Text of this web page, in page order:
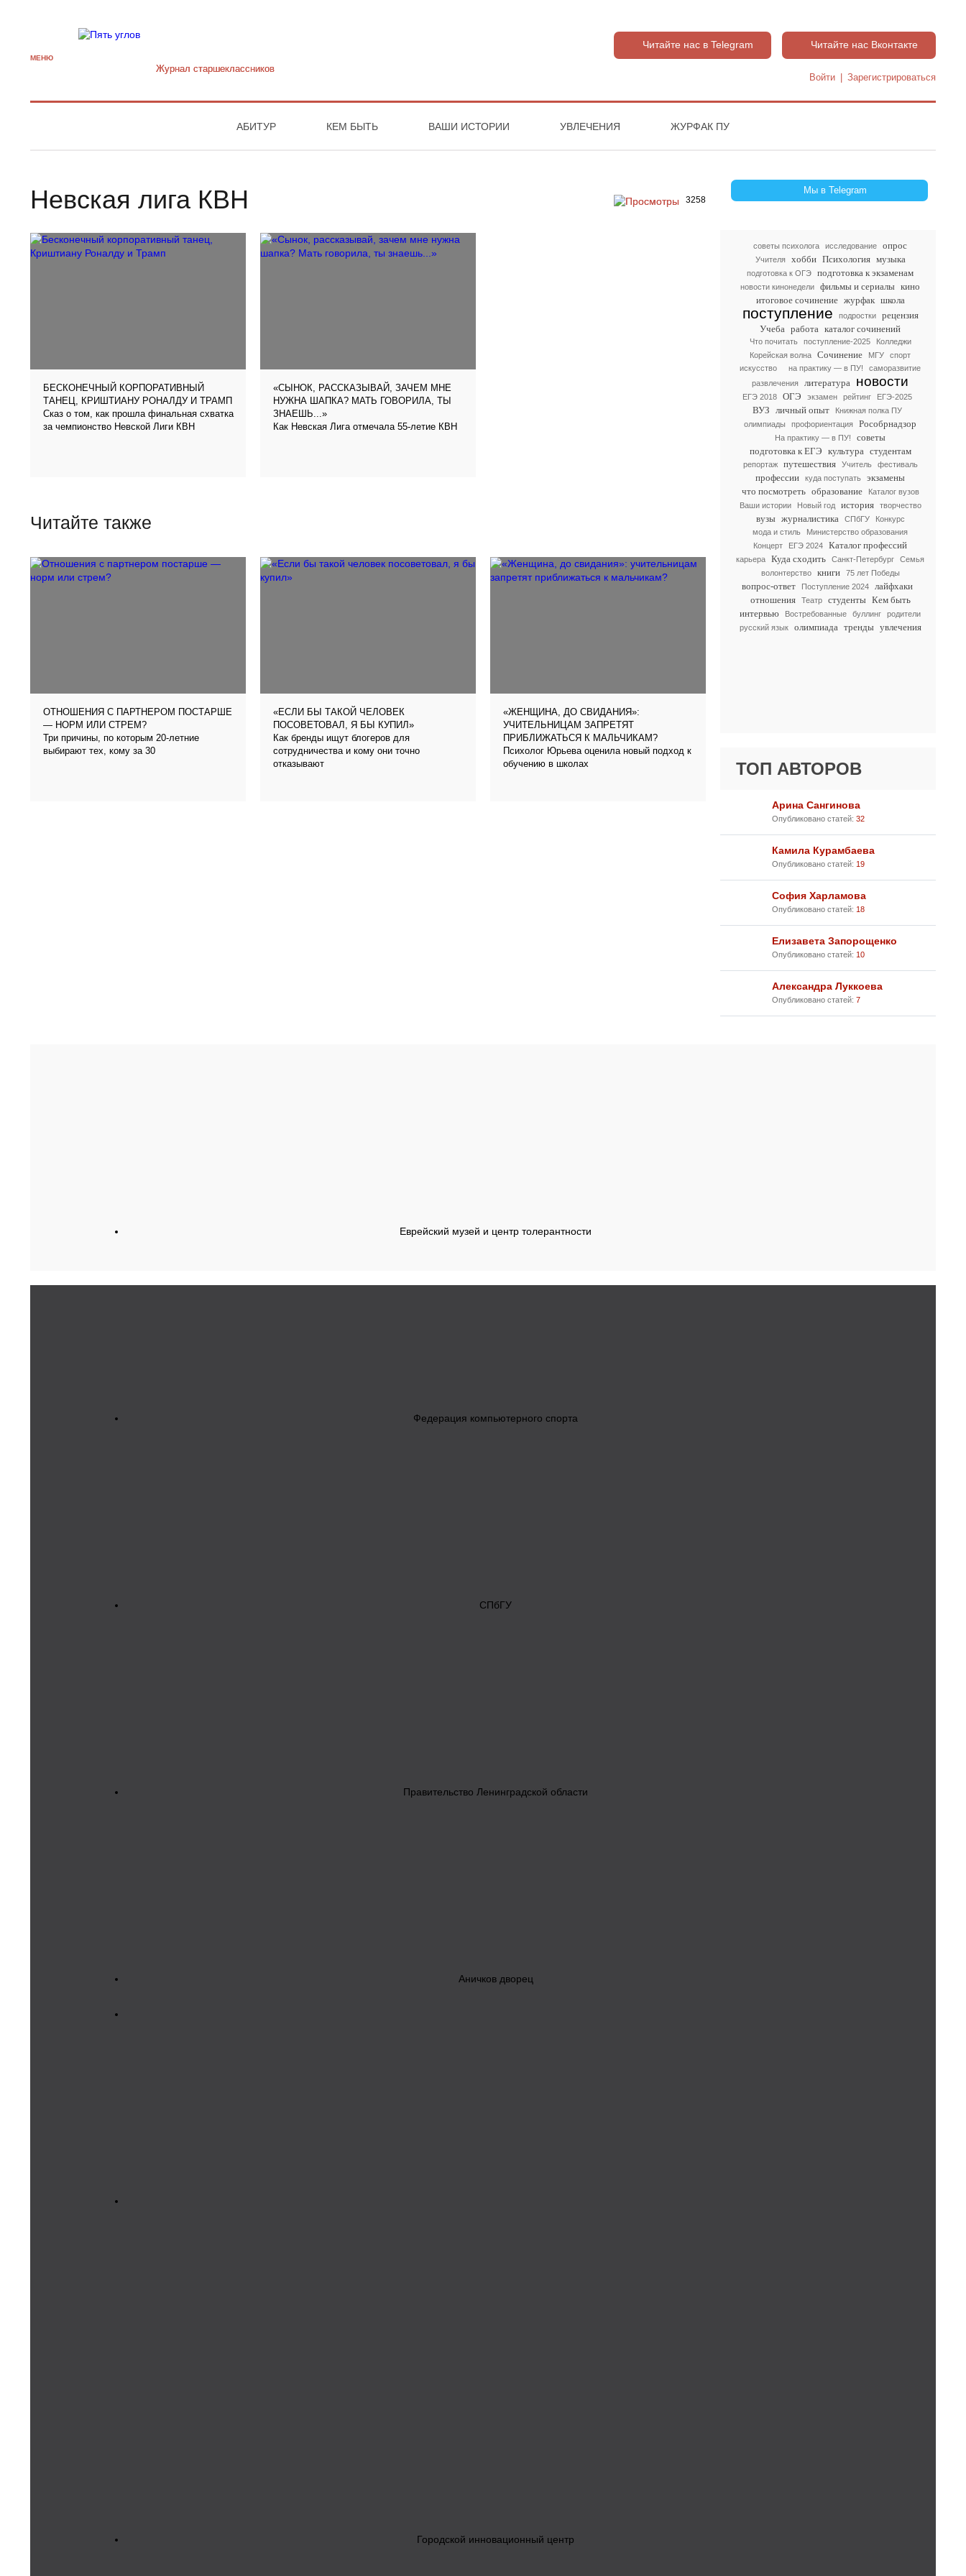
МЕНЮ
Журнал старшекласcников
Читайте нас в Telegram Читайте нас Вконтакте
Войти Зарегистрироваться
АБИТУР КЕМ БЫТЬ ВАШИ ИСТОРИИ УВЛЕЧЕНИЯ ЖУРФАК ПУ
Мы в Telegram
советы психолога исследование опрос
Учителя хобби Психология музыка
подготовка к ОГЭ подготовка к экзаменам
новости кинонедели фильмы и сериалы кино
итоговое сочинение журфак школа
поступление подростки
рецензия
Учеба работа каталог сочинений
Что почитать поступление-2025
Колледжи
Корейская волна
Сочинение МГУ
спорт
искусство
на практику — в ПУ!
саморазвитие
развлечения
литература новости
ЕГЭ 2018 ОГЭ экзамен рейтинг ЕГЭ-2025
ВУЗ личный опыт
Книжная полка ПУ
олимпиады
профориентация Рособрнадзор
На практику — в ПУ!
советы
подготовка к ЕГЭ культура студентам
репортаж путешествия Учитель фестиваль
профессии куда поступать
экзамены
что посмотреть образование
Каталог вузов
Ваши истории
Новый год история творчество
вузы журналистика СПбГУ
Конкурс
мода и стиль
Министерство образования
Концерт
ЕГЭ 2024 Каталог профессий
карьера Куда сходить Санкт-Петербург
Семья
волонтерство
книги 75 лет Победы
вопрос-ответ Поступление 2024
лайфхаки
отношения
Театр студенты Кем быть
интервью
Востребованные буллинг
родители
русский язык
олимпиада тренды увлечения
ТОП АВТОРОВ
Арина Сангинова
Опубликовано статей: 32
Камила Курамбаева
Опубликовано статей: 19
София Харламова
Опубликовано статей: 18
Елизавета Запорощенко
Опубликовано статей: 10
Александра Луккоева
Опубликовано статей: 7
3258
Невская лига КВН
БЕСКОНЕЧНЫЙ КОРПОРАТИВНЫЙ
ТАНЕЦ, КРИШТИАНУ РОНАЛДУ И ТРАМП
Сказ о том, как прошла финальная схватка
за чемпионство Невской Лиги КВН
«СЫНОК, РАССКАЗЫВАЙ, ЗАЧЕМ МНЕ
НУЖНА ШАПКА? МАТЬ ГОВОРИЛА, ТЫ
ЗНАЕШЬ...»
Как Невская Лига отмечала 55-летие КВН
Читайте также
ОТНОШЕНИЯ С ПАРТНЕРОМ ПОСТАРШЕ
— НОРМ ИЛИ СТРЕМ?
Три причины, по которым 20-летние
выбирают тех, кому за 30
«ЕСЛИ БЫ ТАКОЙ ЧЕЛОВЕК
ПОСОВЕТОВАЛ, Я БЫ КУПИЛ»
Как бренды ищут блогеров для
сотрудничества и кому они точно
отказывают
«ЖЕНЩИНА, ДО СВИДАНИЯ»:
УЧИТЕЛЬНИЦАМ ЗАПРЕТЯТ
ПРИБЛИЖАТЬСЯ К МАЛЬЧИКАМ?
Психолог Юрьева оценила новый подход к
обучению в школах
Еврейский музей и центр толерантности
Федерация компьютерного спорта
СПбГУ
Правительство Ленинградской области
Аничков дворец
Городской инновационный центр